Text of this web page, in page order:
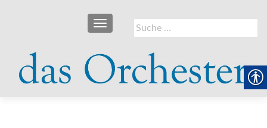
Suche
nach:
SCHALTE NAVIGATION